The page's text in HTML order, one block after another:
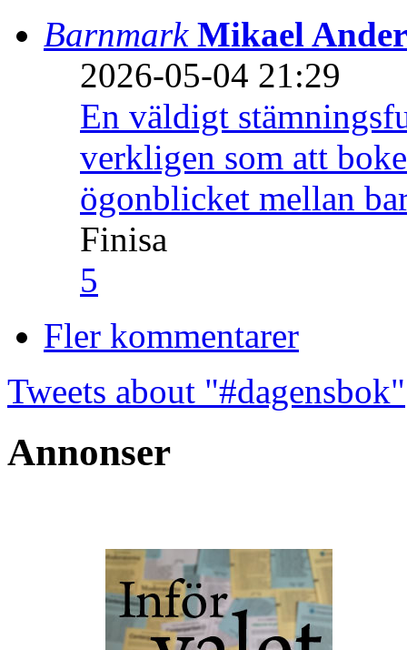
Barnmark Mikael
2026-05-04 21:29
En väldigt
verkligen som att
ögonblicket mellan
Finisa
5
Fler kommentarer
Tweets about "#dagensbok"
Annonser